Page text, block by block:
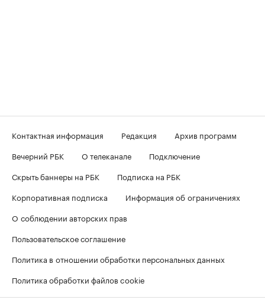
Контактная информация Редакция
Архив программ
Вечерний РБК
О телеканале
Подключение
Скрыть баннеры на РБК
Подписка на РБК
Корпоративная подписка
Информация об ограничениях
О соблюдении авторских прав
Пользовательское соглашение
Политика в отношении обработки персональных данных
Политика обработки файлов cookie